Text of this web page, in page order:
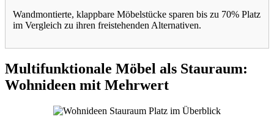
Wandmontierte, klappbare Möbelstücke sparen bis zu 70% Platz
im Vergleich zu ihren freistehenden Alternativen.
Multifunktionale Möbel als Stauraum:
Wohnideen mit Mehrwert